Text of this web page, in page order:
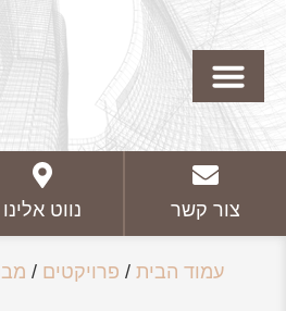
צור קשר נווט אלינו
עמוד הבית / פרויקטים /